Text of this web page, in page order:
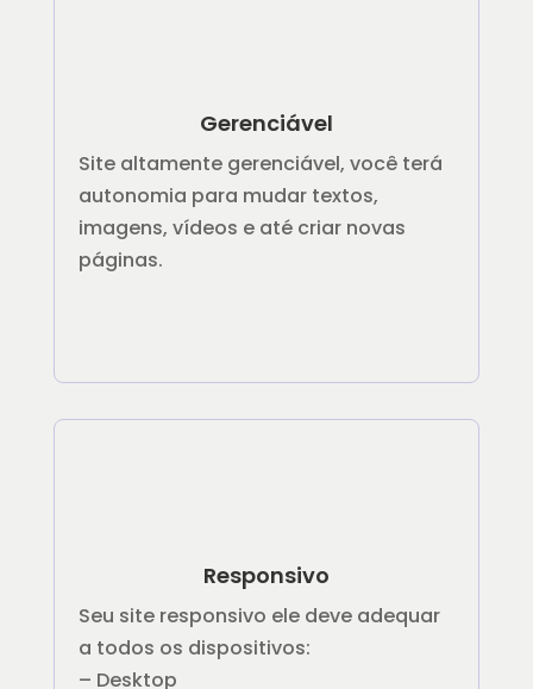
Gerenciável
Site altamente gerenciável, você terá
autonomia para mudar textos,
imagens, vídeos e até criar novas
páginas.
Responsivo
Seu site responsivo ele deve adequar
a todos os dispositivos:
– Desktop